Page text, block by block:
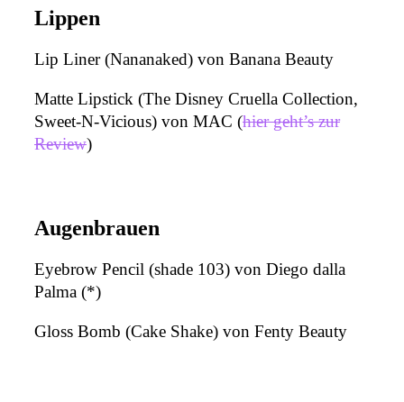
Lippen
Lip Liner (Nananaked) von Banana Beauty
Matte Lipstick (The Disney Cruella Collection,
Sweet-N-Vicious) von MAC (hier geht’s zur
Review)
Augenbrauen
Eyebrow Pencil (shade 103) von Diego dalla
Palma (*)
Gloss Bomb (Cake Shake) von Fenty Beauty